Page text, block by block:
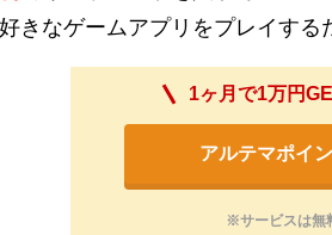
きなゲームアプリをプレイする
1ヶ月で1万円
アルテマポイ
※サービスは無